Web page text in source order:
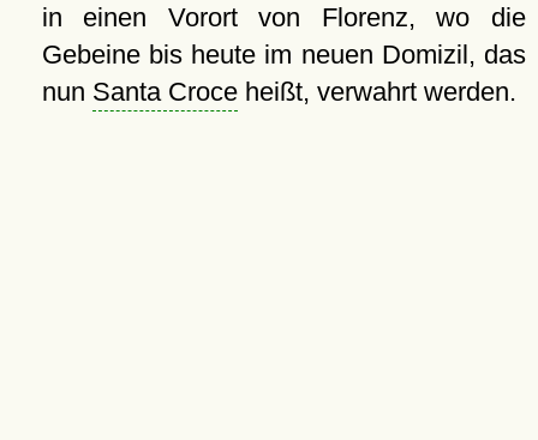
in einen Vorort von Florenz, wo die
Gebeine bis heute im neuen Domizil, das
nun Santa Croceheißt, verwahrt werden.